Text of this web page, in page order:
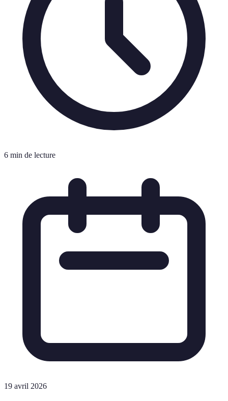
6 min de lecture
19 avril 2026